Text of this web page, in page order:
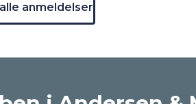
anmeldelser